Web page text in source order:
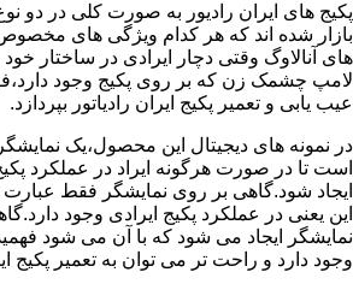
پکیج های ایران رادیور به صورت کلی در دو
بازار شده اند که هر کدام ویژگی های مخصوص
های آنالاوگ وقتی دچار ایرادی در ساختار
لامپ چشمک زن که بر روی پکیج وجود
عیب یابی و تعمیر پکیج ایران رادیاتور بپردازد.
در نمونه های دیجیتال این محصول،یک
است تا در صورت هرگونه ایراد در عملکرد
ایجاد شود.گاهی بر روی نمایشگر فقط
این یعنی در عملکرد پکیج ایرادی وجود
نمایشگر ایجاد می شود که با آن می شود
وجود دارد و راحت تر می توان به تعمیر پکیج